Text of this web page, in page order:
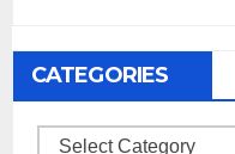
CATEGORIES
Categories